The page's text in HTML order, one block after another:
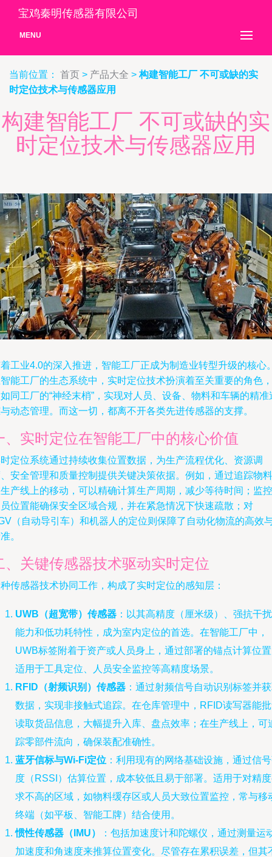
宝鸡秦明传感器有限公司
MENU
当前位置： 首页 > 产品大全 > 构建智能工厂 不可或缺的实
时定位技术与传感器应用
构建智能工厂 不可或缺的实
时定位技术与传感器应用
工业4.0的深入推进，智能工厂正成为制造业转型升级的核心
能工厂的生态系统中，实时定位技术扮演着至关重要的角色，
同工厂的“神经末梢”，实现对人员、设备、物料和车辆的精准
动态管理。而这一切，都离不开各类先进传感器的支撑。
、实时定位在智能工厂中的核心价值
定位系统通过持续收集位置数据，为生产流程优化、资源调
安全管理和质量控制提供关键决策依据。例如，通过追踪物料
产线上的移动，可以精确计算生产周期，减少等待时间；监控
位置能确保安全区域合规，并在紧急情况下快速疏散；对
（自动导引车）和机器人的定位则保障了自动化物流的高效
。
、关键传感器技术驱动实时定位
传感器技术协同工作，构成了实时定位的感知层：
UWB（超宽带）传感器 ：以其高精度（厘米级）、强抗干扰
能力和低功耗特性，成为室内定位的首选。在智能工厂中，
UWB标签附着于资产或人员身上，通过部署的锚点计算位
适用于工具定位、人员安全监控等高精度场景。
RFID（射频识别）传感器 ：通过射频信号自动识别标签并
数据，实现非接触式追踪。在仓库管理中，RFID读写器能
读取货品信息，大幅提升入库、盘点效率；在生产线上，可
踪零部件流向，确保装配准确性。
蓝牙信标与Wi-Fi定位 ：利用现有的网络基础设施，通过信
度（RSSI）估算位置，成本较低且易于部署。适用于对精
求不高的区域，如物料缓存区或人员大致位置监控，常与移
终端（如平板、智能工牌）结合使用。
惯性传感器（IMU）
：包括加速度计和陀螺仪，通过测量运
加速度和角速度来推算位置变化。尽管存在累积误差，但其